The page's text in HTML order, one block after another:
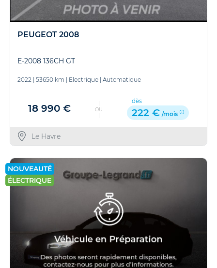
PEUGEOT 2008
E-2008 136CH GT
2022 53650 km Electrique Automatique
18 990 € OU
dès
222 € /mois
Le Havre
NOUVEAUTÉ
ÉLECTRIQUE